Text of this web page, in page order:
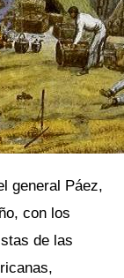
general Páez,
con los
de las